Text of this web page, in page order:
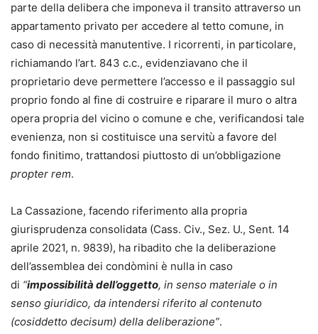
art. 1136 c.c. e quorum assembleari;
art. 1117-ter c.c. e tutela della destinazione d’uso
dei beni comuni;
lavori di manutenzione e prassi deliberative;
voti necessari per attivare le cause;
riparazioni, manutenzioni e nuova lettura dei
quorum;
novazioni e innovazioni gravose o voluttuarie;
impianti non centralizzati, fonti rinnovabili e
videosorveglianza;
tabella millesimale, scissione e sanzioni.
Punti di forza
La forza dell’opera è il taglio dichiaratamente pratico: non
un manuale teorico sulle assemblee, ma una guida
pensata per affrontare problemi reali, semplificare le
decisioni e individuare soluzioni già sperimentate sul
parte della delibera che imponeva il transito attraverso un
appartamento privato per accedere al tetto comune, in
caso di necessità manutentive. I ricorrenti, in particolare,
richiamando l’art. 843 c.c., evidenziavano che il
proprietario deve permettere l’accesso e il passaggio sul
proprio fondo al fine di costruire e riparare il muro o altra
opera propria del vicino o comune e che, verificandosi tale
evenienza, non si costituisce una servitù a favore del
fondo finitimo, trattandosi piuttosto di un’obbligazione
propter rem.
La Cassazione, facendo riferimento alla propria
giurisprudenza consolidata (Cass. Civ., Sez. U., Sent. 14
aprile 2021, n. 9839), ha ribadito che la deliberazione
dell’assemblea dei condòmini è nulla in caso
di “impossibilità dell’oggetto, in senso materiale o in
senso giuridico, da intendersi riferito al contenuto
(cosiddetto decisum) della deliberazione”.